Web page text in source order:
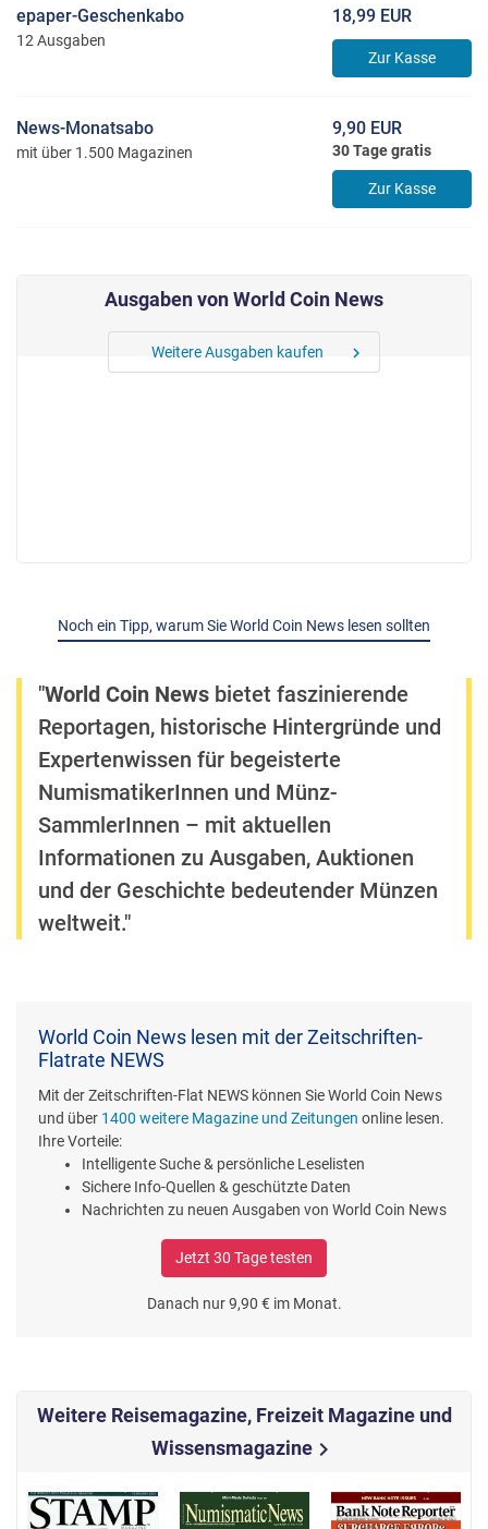
epaper-Geschenkabo
12 Ausgaben
18,99 EUR
Zur Kasse
News-Monatsabo
mit über 1.500 Magazinen
9,90 EUR
30 Tage gratis
Zur Kasse
Ausgaben von World Coin News
Weitere Ausgaben kaufen chevron_right
Noch ein Tipp, warum Sie World Coin News lesen sollten
"World Coin News bietet faszinierende
Reportagen, historische Hintergründe und
Expertenwissen für begeisterte
NumismatikerInnen und Münz-
SammlerInnen – mit aktuellen
Informationen zu Ausgaben, Auktionen
und der Geschichte bedeutender Münzen
weltweit."
World Coin News lesen mit der Zeitschriften-
Flatrate NEWS
Mit der Zeitschriften-Flat NEWS können Sie World Coin News
und über 1400 weitere Magazine und Zeitungen online lesen.
Ihre Vorteile:
Intelligente Suche & persönliche Leselisten
Sichere Info-Quellen & geschützte Daten
Nachrichten zu neuen Ausgaben von World Coin News
Jetzt 30 Tage testen
Danach nur 9,90 € im Monat.
Weitere Reisemagazine, Freizeit Magazine und
Wissensmagazinechevron_right